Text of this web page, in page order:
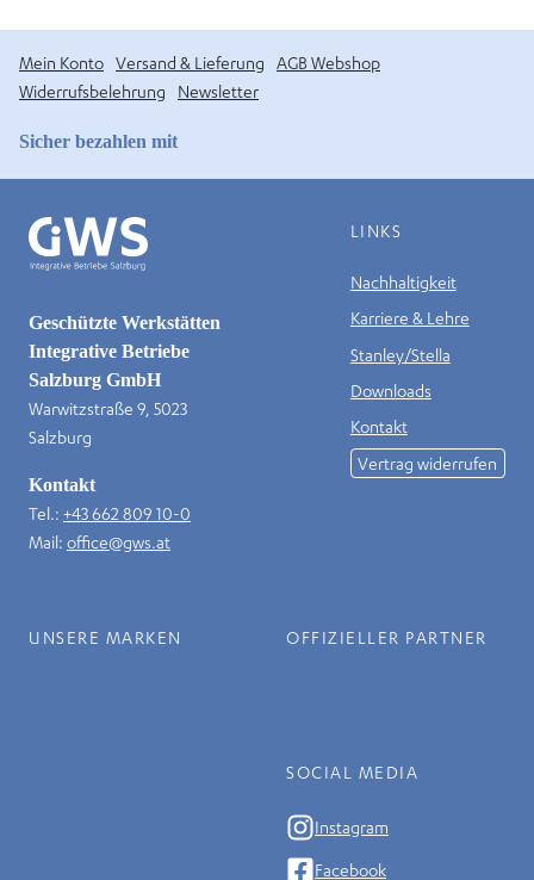
Mein Konto Versand & Lieferung
AGB Webshop
Widerrufsbelehrung
Newsletter
Sicher bezahlen mit
Geschützte Werkstätten
Integrative Betriebe
Salzburg GmbH
Warwitzstraße 9, 5023
Salzburg
Kontakt
Tel.: +43 662 809 10-0
Mail: office@gws.at
LINKS
Nachhaltigkeit
Karriere & Lehre
Stanley/Stella
Downloads
Kontakt
Vertrag widerrufen
UNSERE MARKEN OFFIZIELLER PARTNER
SOCIAL MEDIA
Instagram
Facebook